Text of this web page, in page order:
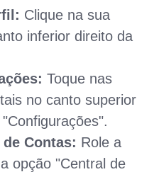
Clique na sua
inferior direito da
Toque nas
no canto superior
Contas: Role a
opção "Central de